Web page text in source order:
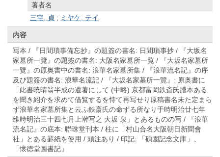
著者名
三宅, 貞 ; ミヤケ, テイ
内容
写本 / 『日間瑣事備忘抄』の題簽の書名: 日間瑣事抄 / 『大坂名
家墓所一覽』の題簽の書名: 大阪名家墓所一覧 / 『大坂名家墓所
一覽』の原奥書中の書名: 浪華名家墓所集 / 『浪華流名記』の序
及び題簽の書名: 浪華名流記 / 『大坂名家墓所一覽』: 原奥書に
「此書暁晴翁半成の遺著にして (中略) 京都富岡鉄斎氏謄本ある
を聞き紹介を求めて借覧するを恃て再写せり原稿書名未た定まら
ず浪華名家墓所集と云ふ鉄斎氏の命ずる所なり于時明治廿七年
維時明治三十四七月上澣写之 大坂 泉」とあるものの写 / 『浪華
流名記』の底本: 聯珠堂刊本 / 柱に「村山合名大阪朝日新聞會
社」とある罫紙を使用 / 頭注あり / 印記: 「碩園記念文庫」、
「懷徳堂圖書記」